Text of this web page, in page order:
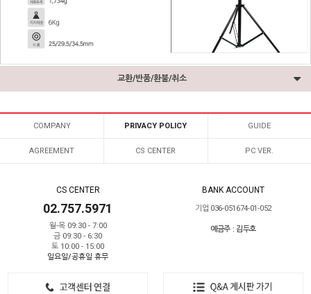
교환/반품/환불/취소
COMPANY PRIVACY POLICY GUIDE
AGREEMENT CS CENTER PC VER.
CS CENTER
02.757.5971
월-목 09:30 - 7:00
금 09:30 - 6:30
토 10:00 - 15:00
일요일/공휴일 휴무
BANK ACCOUNT
기업 036-051674-01-052
예금주 : 김두호